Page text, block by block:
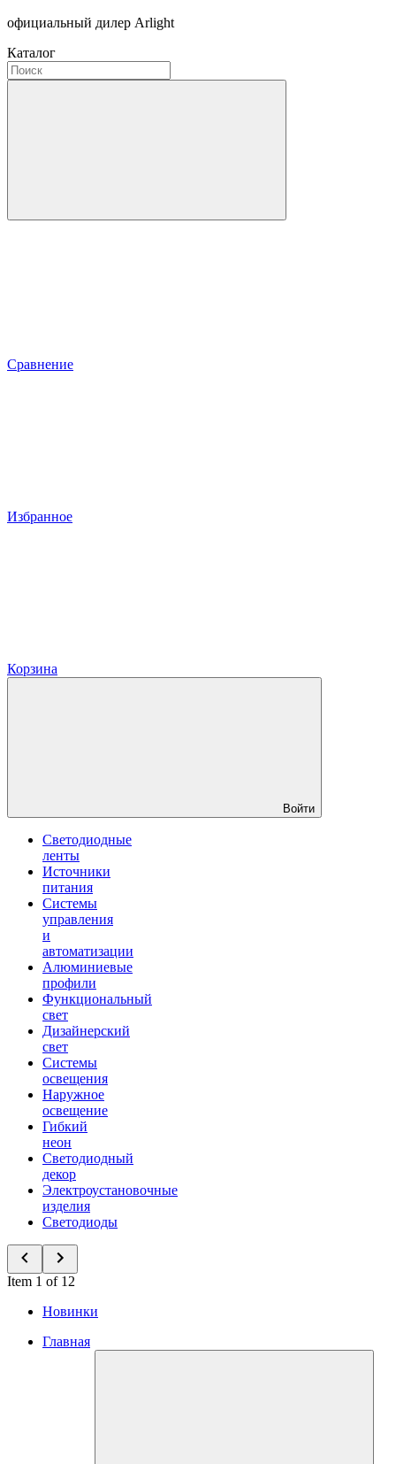
официальный дилер Arlight
Каталог
Сравнение
Избранное
Корзина
Войти
Светодиодные
ленты
Источники
питания
Системы
управления
и
автоматизации
Алюминиевые
профили
Функциональный
свет
Дизайнерский
свет
Системы
освещения
Наружное
освещение
Гибкий
неон
Светодиодный
декор
Электроустановочные
изделия
Светодиоды
Item 1 of 12
Новинки
Главная